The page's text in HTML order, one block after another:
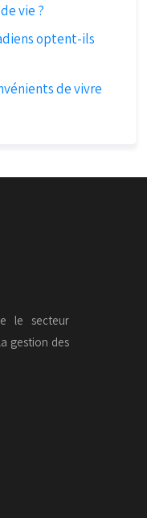
vie ?
optent-ils
de vivre
le secteur
gestion des